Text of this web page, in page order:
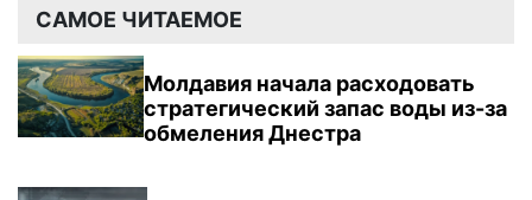
САМОЕ ЧИТАЕМОЕ
Молдавия начала расходовать
стратегический запас воды из-за
обмеления Днестра